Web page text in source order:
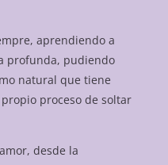
aprendiendo a
profunda, pudiendo
natural que tiene
proceso de soltar
desde la